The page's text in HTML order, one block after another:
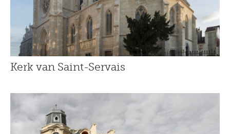
Kerk van Saint-Servais